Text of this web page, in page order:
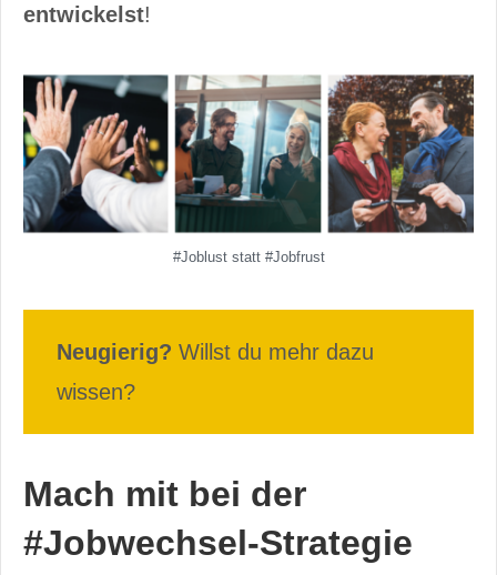
entwickelst!
#Joblust statt #Jobfrust
Neugierig? Willst du mehr dazu
wissen?
Mach mit bei der
#Jobwechsel-Strategie